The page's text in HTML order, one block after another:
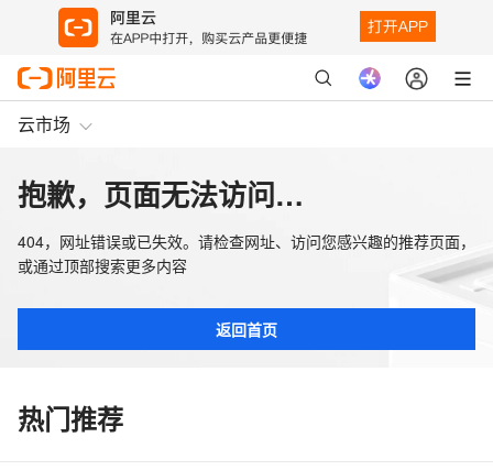
云市场
抱歉，页面无法访问…
404，网址错误或已失效。请检查网址、访问您感兴趣的推荐页面，
或通过顶部搜索更多内容
返回首页
热门推荐